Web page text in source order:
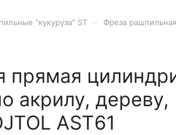
"кукуруза" ST
Фреза
прямая
акрилу, дереву,
AST61